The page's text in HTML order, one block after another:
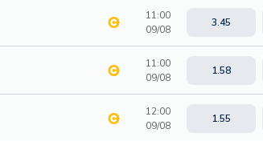
11:00
09/08
3.45
11:00
09/08
1.58
12:00
09/08
1.55